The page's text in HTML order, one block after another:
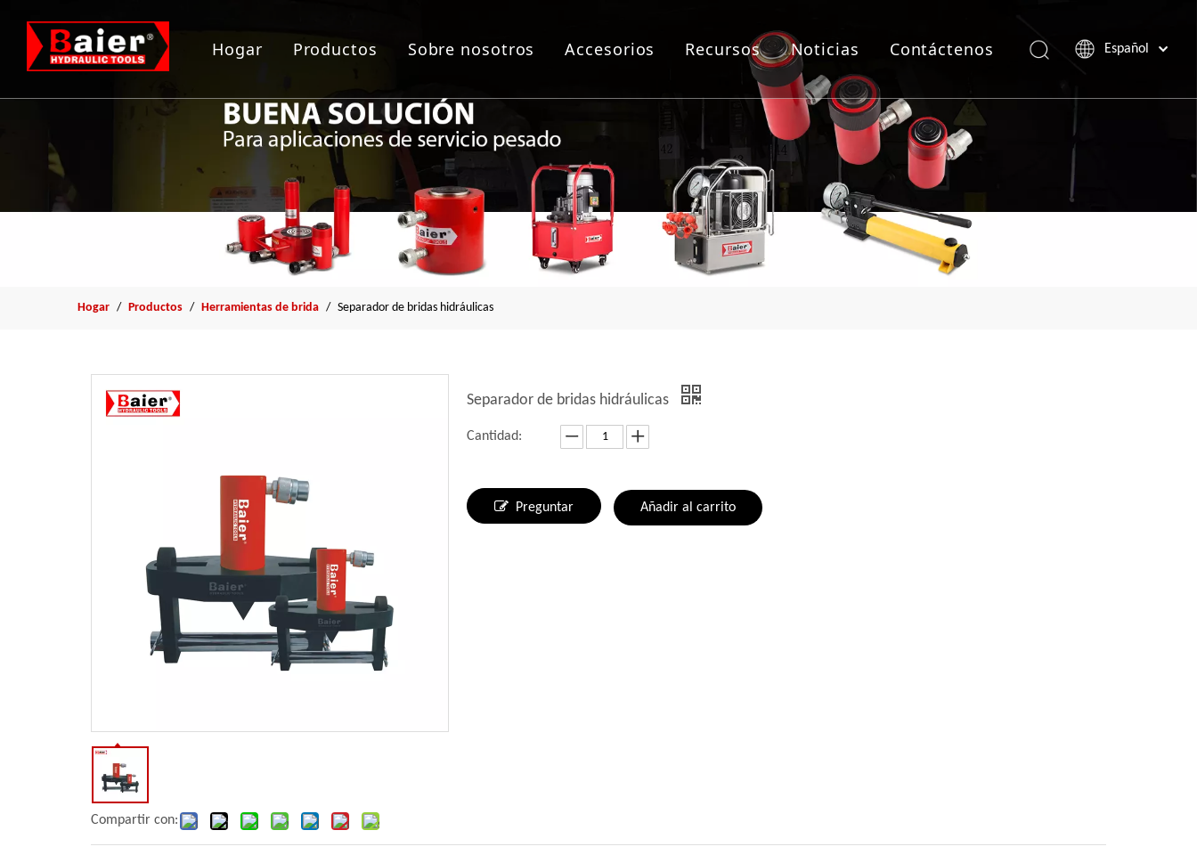
Hogar Productos
Herramientas de empernado
Gato hidraulico
Bomba hidráulica
Arrancador
Herramienta de brida
Sobre nosotros Accesorios Recursos Noticias Contáctenos
Español
Pусский
Hogar / Productos / Herramientas de brida / Separador de bridas hidráulicas
Compartir con:
Separador de bridas hidráulicas
Cantidad:
Preguntar Añadir al carrito